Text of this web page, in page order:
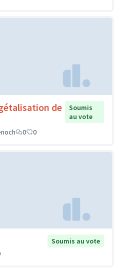
de
Soumis
au vote
0 0
Soumis au vote